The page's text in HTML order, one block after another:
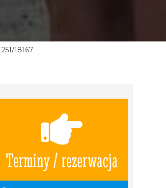
251/18167
Terminy / rezerwacja